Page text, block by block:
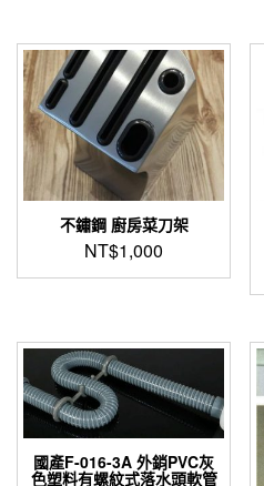
不鏽鋼 廚房菜刀架
NT$1,000
國產F-016-3A 外銷PVC灰
色塑料有螺紋式落水頭軟管